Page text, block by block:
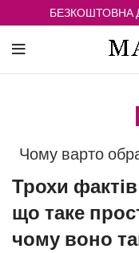
БЕЗКОШТОВНА
Чому варто
Трохи
що таке
чому воно